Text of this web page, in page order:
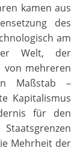
kamen aus
des
am
Welt, der
von mehreren
Maßstab –
Kapitalismus
für den
Mehrheit der